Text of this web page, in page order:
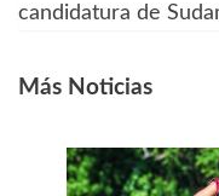
entradas
candidatura de
Más Noticias